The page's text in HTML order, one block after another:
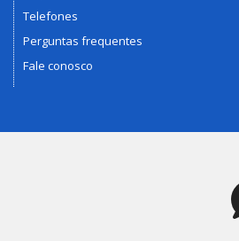
Telefones
Perguntas frequentes
Fale conosco